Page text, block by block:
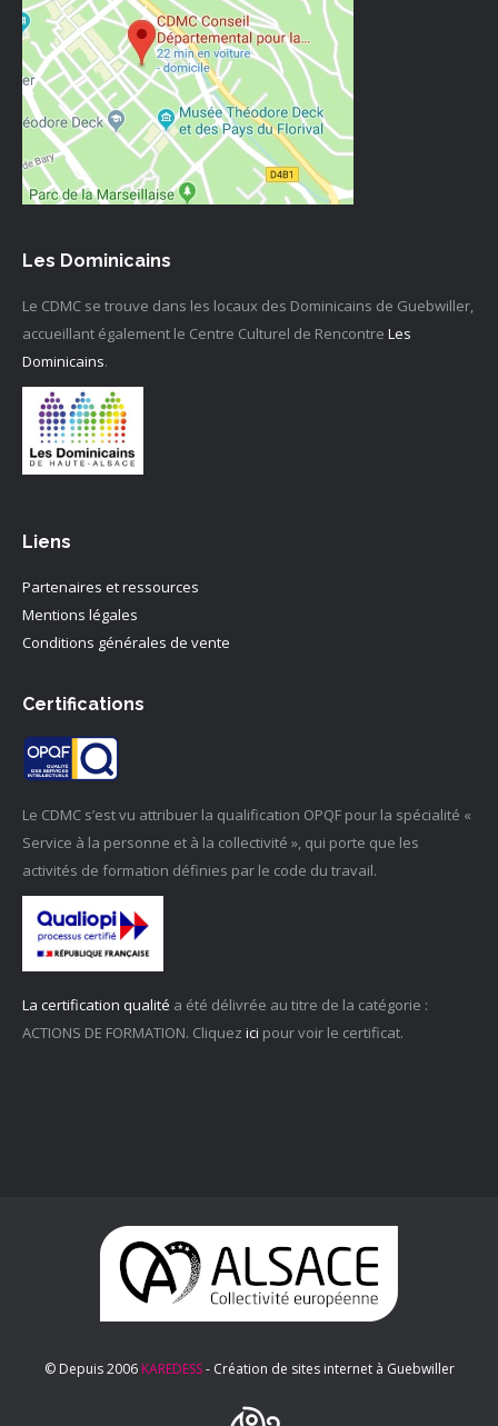
Les Dominicains
Le CDMC se trouve dans les locaux des Dominicains de Guebwiller,
accueillant également le Centre Culturel de Rencontre Les
Dominicains.
Liens
Partenaires et ressources
Mentions légales
Conditions générales de vente
Certifications
Le CDMC s’est vu attribuer la qualification OPQF pour la spécialité «
Service à la personne et à la collectivité », qui porte que les
activités de formation définies par le code du travail.
La certification qualité a été délivrée au titre de la catégorie :
ACTIONS DE FORMATION. Cliquez ici pour voir le certificat.
© Depuis 2006KAREDESS- Création de sites internet à Guebwiller